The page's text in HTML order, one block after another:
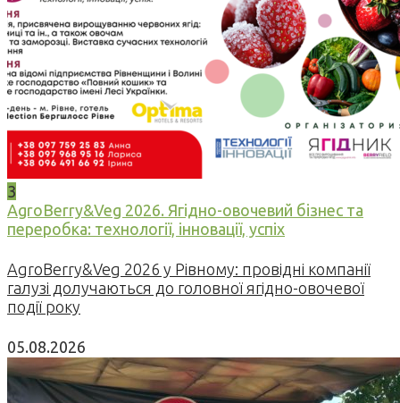
3
AgroBerry&Veg 2026. Ягідно-овочевий бізнес та
переробка: технології, інновації, успіх
AgroBerry&Veg 2026 у Рівному: провідні компанії
галузі долучаються до головної ягідно-овочевої
події року
05.08.2026